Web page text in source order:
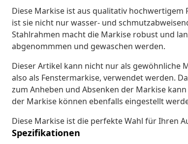
Diese Markise ist aus qualitativ
ist sie nicht nur wasser- und
Stahlrahmen macht die Markise robust und
abgenommmen und gewaschen werden.
Dieser Artikel kann nicht nur als gewöhnliche
also als Fenstermarkise, verwendet werden.
zum Anheben und Absenken der Markise
der Markise können ebenfalls eingestellt
Diese Markise ist die perfekte Wahl für Ihren
Spezifikationen